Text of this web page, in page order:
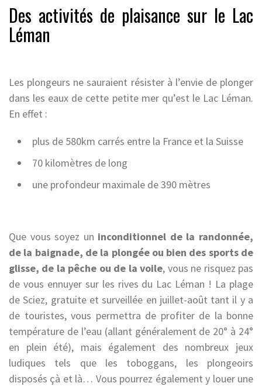
Des activités de plaisance sur le Lac
Léman
Les plongeurs ne sauraient résister à l’envie de plonger
dans les eaux de cette petite mer qu’est le Lac Léman.
En effet :
plus de 580km carrés entre la France et la Suisse
70 kilomètres de long
une profondeur maximale de 390 mètres
Que vous soyez un inconditionnel de la randonnée,
de la baignade, de la plongée ou bien des sports de
glisse, de la pêche ou de la voile, vous ne risquez pas
de vous ennuyer sur les rives du Lac Léman ! La plage
de Sciez, gratuite et surveillée en juillet-août tant il y a
de touristes, vous permettra de profiter de la bonne
température de l’eau (allant généralement de 20° à 24°
en plein été), mais également des nombreux jeux
ludiques tels que les toboggans, les plongeoirs
disposés çà et là… Vous pourrez également y louer une